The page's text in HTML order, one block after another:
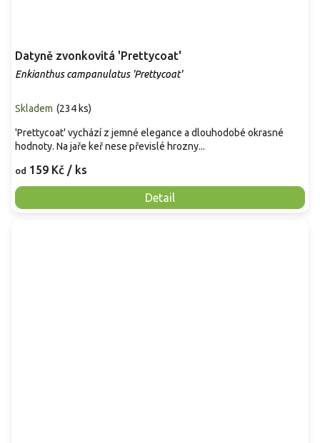
Datyně zvonkovitá 'Prettycoat'
Enkianthus campanulatus 'Prettycoat'
Skladem (234 ks)
od 159 Kč / ks
Detail
'Prettycoat' vychází z jemné elegance a dlouhodobé okrasné
hodnoty. Na jaře keř nese převislé hrozny...